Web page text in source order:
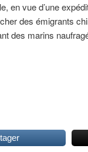
en vue d’une
des émigrants
des marins